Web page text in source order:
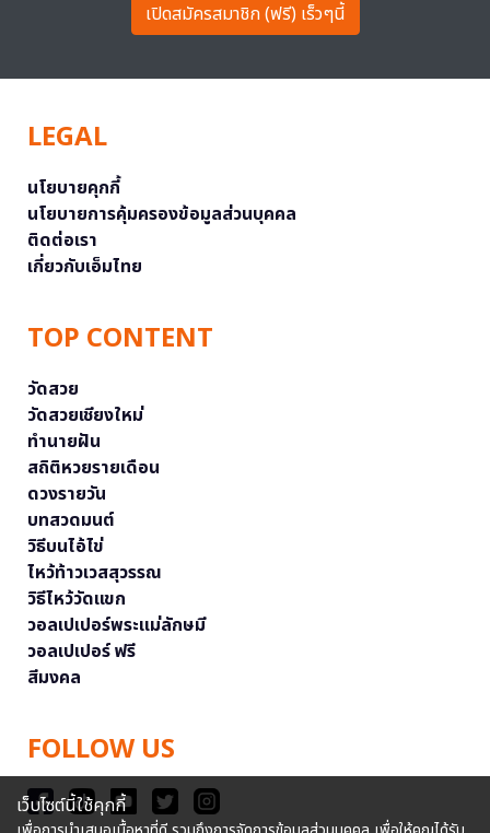
เปิดสมัครสมาชิก (ฟรี) เร็วๆนี้
LEGAL
นโยบายคุกกี้
นโยบายการคุ้มครองข้อมูลส่วนบุคคล
ติดต่อเรา
เกี่ยวกับเอ็มไทย
TOP CONTENT
วัดสวย
วัดสวยเชียงใหม่
ทำนายฝัน
สถิติหวยรายเดือน
ดวงรายวัน
บทสวดมนต์
วิธีบนไอ้ไข่
ไหว้ท้าวเวสสุวรรณ
วิธีไหว้วัดแขก
วอลเปเปอร์พระแม่ลักษมี
วอลเปเปอร์ ฟรี
สีมงคล
FOLLOW US
เว็บไซต์นี้ใช้คุกกี้